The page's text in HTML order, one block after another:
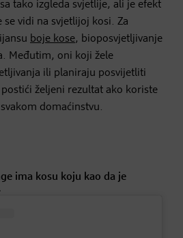
tako izgleda svjetlije, ali je efekt
vidi na svjetlijoj kosi. Za
boje kose, bioposvjetljivanje
Međutim, oni koji žele
ili planiraju posvijetliti
željeni rezultat ako koriste
domaćinstvu.
ima kosu koju kao da je